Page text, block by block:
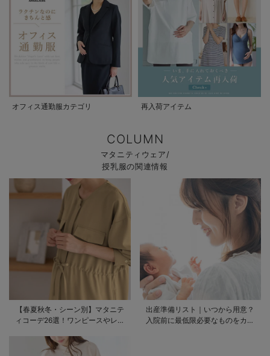
オフィス通勤服カテゴリ 再入荷アイテム
COLUMN
マタニティウェア/
授乳服の関連情報
【春夏秋冬・シーン別】マタニテ
ィコーデ26選！ワンピースやレギ
出産準備リスト｜いつから用意？
入院前に最低限必要なものをカテ